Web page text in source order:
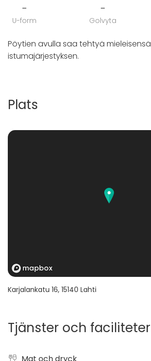
-
U-form
-
Golvyta
Pöytien avulla saa tehtyä mieleisensä
istumajärjestyksen.
Plats
Karjalankatu 16, 15140 Lahti
Tjänster och faciliteter